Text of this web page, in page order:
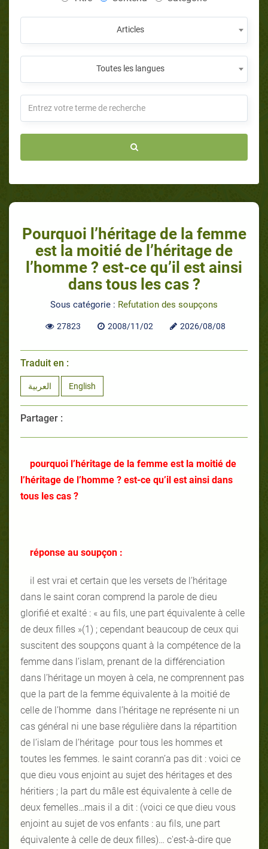
Articles
Toutes les langues
Pourquoi l’héritage de la femme
est la moitié de l’héritage de
l’homme ? est-ce qu’il est ainsi
dans tous les cas ?
Sous catégorie : Refutation des soupçons
27823 2008/11/02 2026/08/08
Traduit en :
العربية English
Partager :
pourquoi l’héritage de la femme est la moitié de
l’héritage de l’homme ? est-ce qu’il est ainsi dans
tous les cas ?
réponse au soupçon :
il est vrai et certain que les versets de l’héritage
dans le saint coran comprend la parole de dieu
glorifié et exalté : « au fils, une part équivalente à celle
de deux filles »(1) ; cependant beaucoup de ceux qui
suscitent des soupçons quant à la compétence de la
femme dans l’islam, prenant de la différenciation
dans l’héritage un moyen à cela, ne comprennent pas
que la part de la femme équivalente à la moitié de
celle de l’homme dans l’héritage ne représente ni un
cas général ni une base régulière dans la répartition
de l’islam de l’héritage pour tous les hommes et
toutes les femmes. le saint corann’a pas dit : voici ce
que dieu vous enjoint au sujet des héritages et des
héritiers ; la part du mâle est équivalente à celle de
deux femelles…mais il a dit : (voici ce que dieu vous
enjoint au sujet de vos enfants : au fils, une part
équivalente à celle de deux filles)… c'est-à-dire que